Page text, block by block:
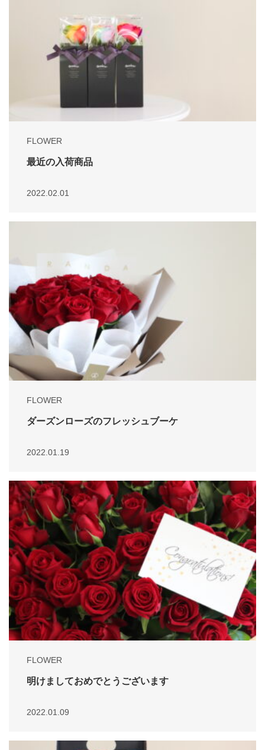
FLOWER
最近の入荷商品
2022.02.01
FLOWER
ダーズンローズのフレッシュブーケ
2022.01.19
FLOWER
明けましておめでとうございます
2022.01.09